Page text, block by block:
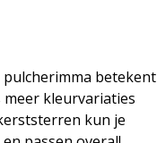
betekent
meer kleurvariaties
kun je